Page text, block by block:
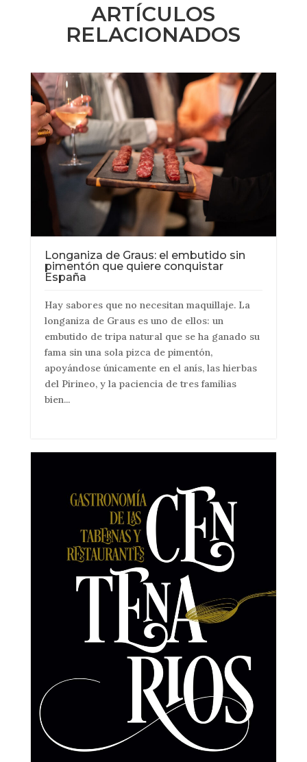
ARTÍCULOS
RELACIONADOS
Longaniza de Graus: el embutido sin
pimentón que quiere conquistar
España
Hay sabores que no necesitan maquillaje. La
longaniza de Graus es uno de ellos: un
embutido de tripa natural que se ha ganado su
fama sin una sola pizca de pimentón,
apoyándose únicamente en el anís, las hierbas
del Pirineo, y la paciencia de tres familias
bien...